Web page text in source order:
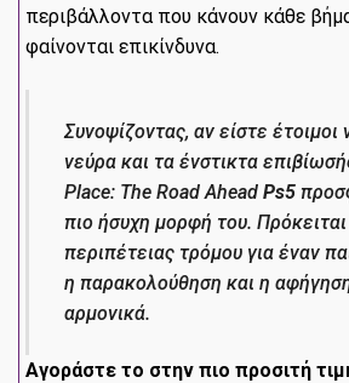
περιβάλλοντα που κάνουν κάθε
φαίνονται επικίνδυνα.
Συνοψίζοντας, αν είστε
νεύρα και τα ένστικτα
Place: The Road Ahead Ps5
πιο ήσυχη μορφή του. Πρόκειται
περιπέτειας τρόμου για έναν
η παρακολούθηση και η
αρμονικά.
Αγοράστε το στην πιο προσιτή